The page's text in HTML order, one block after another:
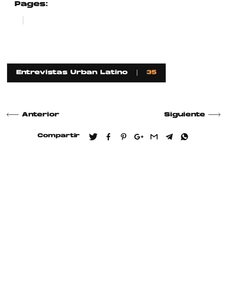
Pages:
1
Entrevistas Urban Latino 35
Anterior Siguiente
Compartir